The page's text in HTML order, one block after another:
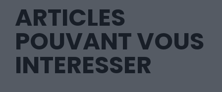
ARTICLES
POUVANT VOUS
INTERESSER